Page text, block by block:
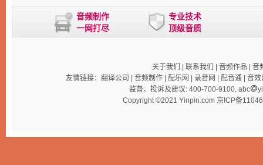
音频制作
一网打尽
专业技术
顶级音质
关于我们 联系我们 音频作品
音
友情链接： 翻译公司 音频制作| 配乐网 录音网 配音通| 音效
监督、投诉及建议: 400-700-9100, abc
Copyright ©2021 Yinpin.com 京ICP备